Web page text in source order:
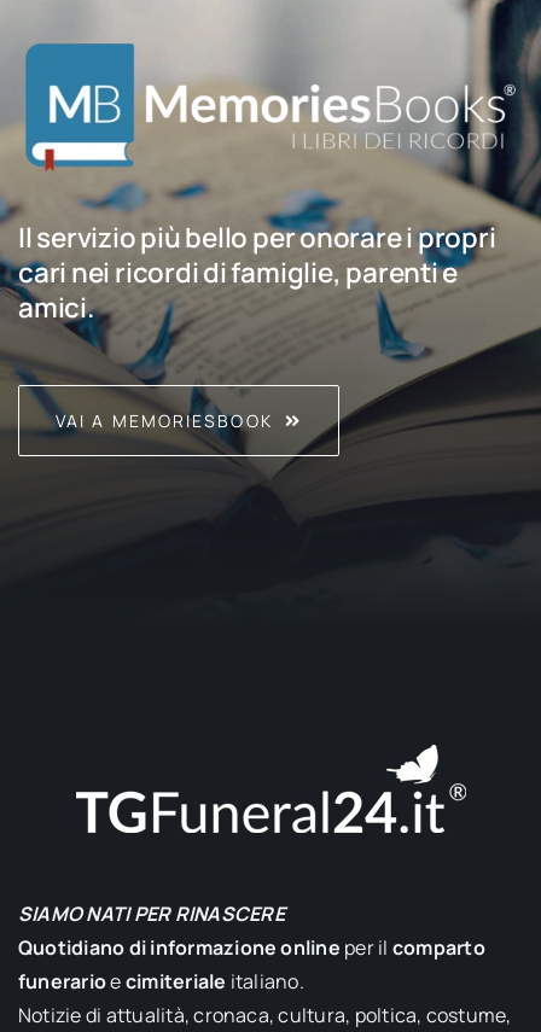
Il servizio più bello per onorare i propri
cari nei ricordi di famiglie, parenti e
amici.
VAI A MEMORIESBOOK
SIAMO NATI PER RINASCERE
Quotidiano di informazione online per il comparto
funerarioecimiteriale italiano.
Notizie di attualità, cronaca, cultura, poltica, costume,